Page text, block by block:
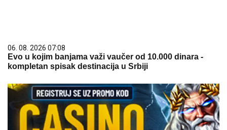
06. 08. 2026 07:08
Evo u kojim banjama važi vaučer od 10.000 dinara -
kompletan spisak destinacija u Srbiji